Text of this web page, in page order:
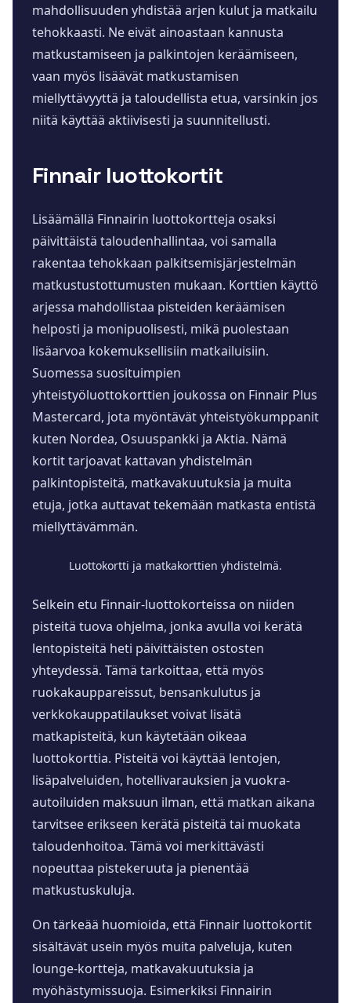
mahdollisuuden yhdistää arjen kulut ja matkailu
tehokkaasti. Ne eivät ainoastaan kannusta
matkustamiseen ja palkintojen keräämiseen,
vaan myös lisäävät matkustamisen
miellyttävyyttä ja taloudellista etua, varsinkin jos
niitä käyttää aktiivisesti ja suunnitellusti.
Finnair luottokortit
Lisäämällä Finnairin luottokortteja osaksi
päivittäistä taloudenhallintaa, voi samalla
rakentaa tehokkaan palkitsemisjärjestelmän
matkustustottumusten mukaan. Korttien käyttö
arjessa mahdollistaa pisteiden keräämisen
helposti ja monipuolisesti, mikä puolestaan
lisäarvoa kokemuksellisiin matkailuisiin.
Suomessa suosituimpien
yhteistyöluottokorttien joukossa on Finnair Plus
Mastercard, jota myöntävät yhteistyökumppanit
kuten Nordea, Osuuspankki ja Aktia. Nämä
kortit tarjoavat kattavan yhdistelmän
palkintopisteitä, matkavakuutuksia ja muita
etuja, jotka auttavat tekemään matkasta entistä
miellyttävämmän.
Luottokortti ja matkakorttien yhdistelmä.
Selkein etu Finnair-luottokorteissa on niiden
pisteitä tuova ohjelma, jonka avulla voi kerätä
lentopisteitä heti päivittäisten ostosten
yhteydessä. Tämä tarkoittaa, että myös
ruokakauppareissut, bensankulutus ja
verkkokauppatilaukset voivat lisätä
matkapisteitä, kun käytetään oikeaa
luottokorttia. Pisteitä voi käyttää lentojen,
lisäpalveluiden, hotellivarauksien ja vuokra-
autoiluiden maksuun ilman, että matkan aikana
tarvitsee erikseen kerätä pisteitä tai muokata
taloudenhoitoa. Tämä voi merkittävästi
nopeuttaa pistekeruuta ja pienentää
matkustuskuluja.
On tärkeää huomioida, että Finnair luottokortit
sisältävät usein myös muita palveluja, kuten
lounge-kortteja, matkavakuutuksia ja
myöhästymissuoja. Esimerkiksi Finnairin